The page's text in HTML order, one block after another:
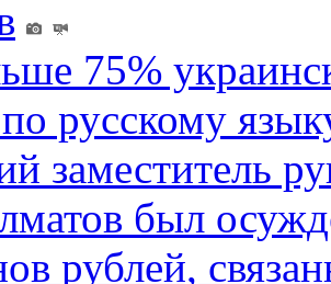
75%
русскому
заместитель
был
рублей,